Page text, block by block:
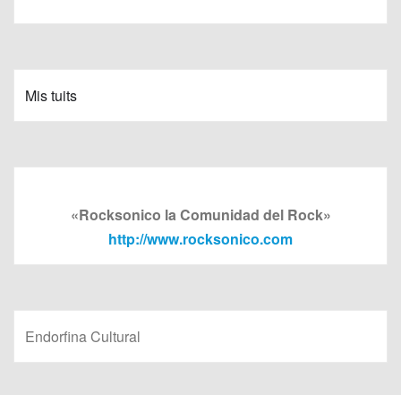
Mis tuits
«Rocksonico la Comunidad del Rock»
http://www.rocksonico.com
Endorfina Cultural